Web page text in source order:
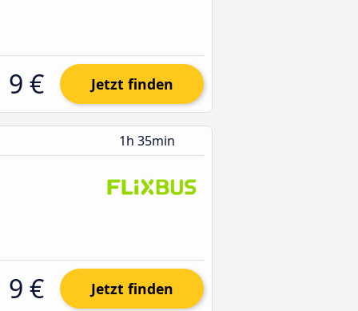
9 € Jetzt finden
1h 35min
9 € Jetzt finden